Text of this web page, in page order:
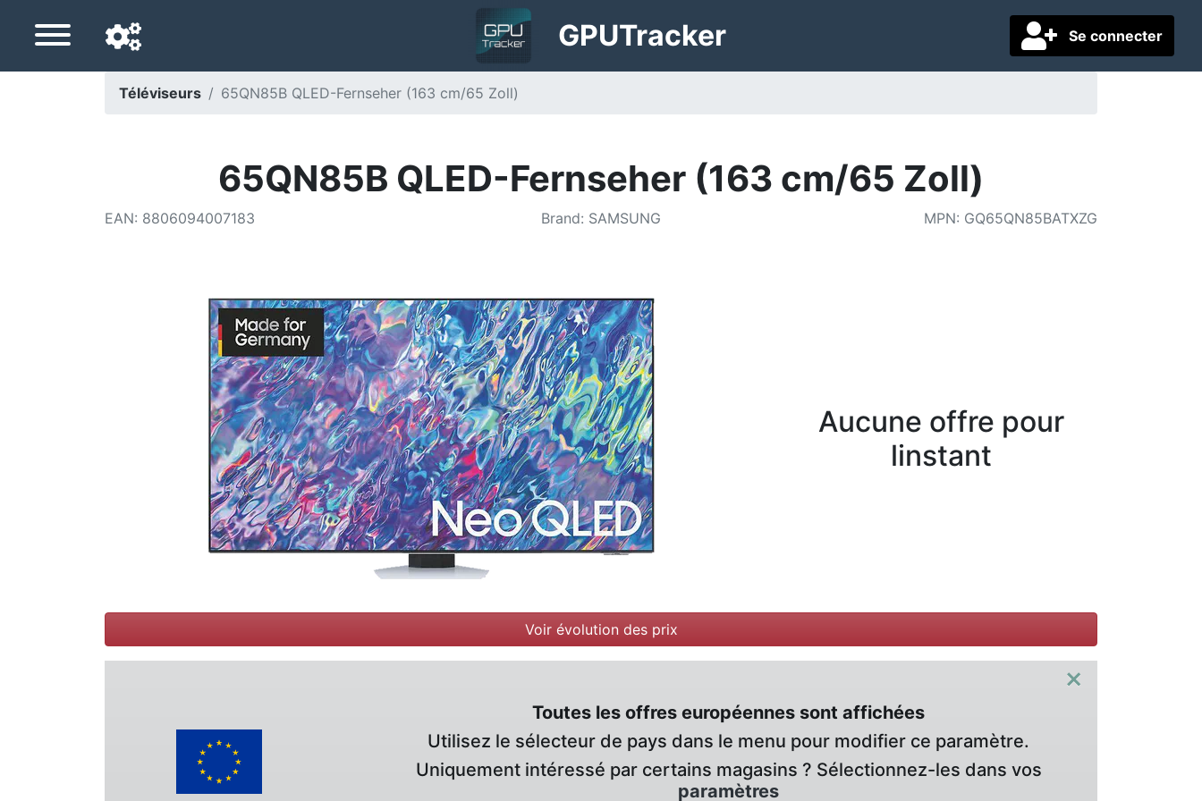
Se connecter
GPUTracker
Téléviseurs 65QN85B QLED-Fernseher (163 cm/65 Zoll)
65QN85B QLED-Fernseher (163 cm/65 Zoll)
EAN: 8806094007183 Brand: SAMSUNG MPN: GQ65QN85BATXZG
Aucune offre pour
linstant
Voir évolution des prix
×
Toutes les offres européennes sont affichées
Utilisez le sélecteur de pays dans le menu pour modifier ce paramètre.
Uniquement intéressé par certains magasins ? Sélectionnez-les dans vos
paramètres